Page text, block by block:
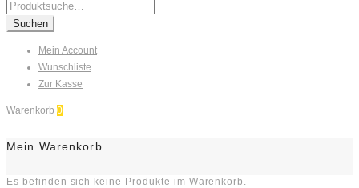
Search
for:
Suchen
Mein Account
Wunschliste
Zur Kasse
Warenkorb 0
Mein Warenkorb
Es befinden sich keine Produkte im Warenkorb.